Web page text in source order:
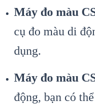
Máy đo màu
cụ đo màu di
dụng.
Máy đo màu
động, bạn có